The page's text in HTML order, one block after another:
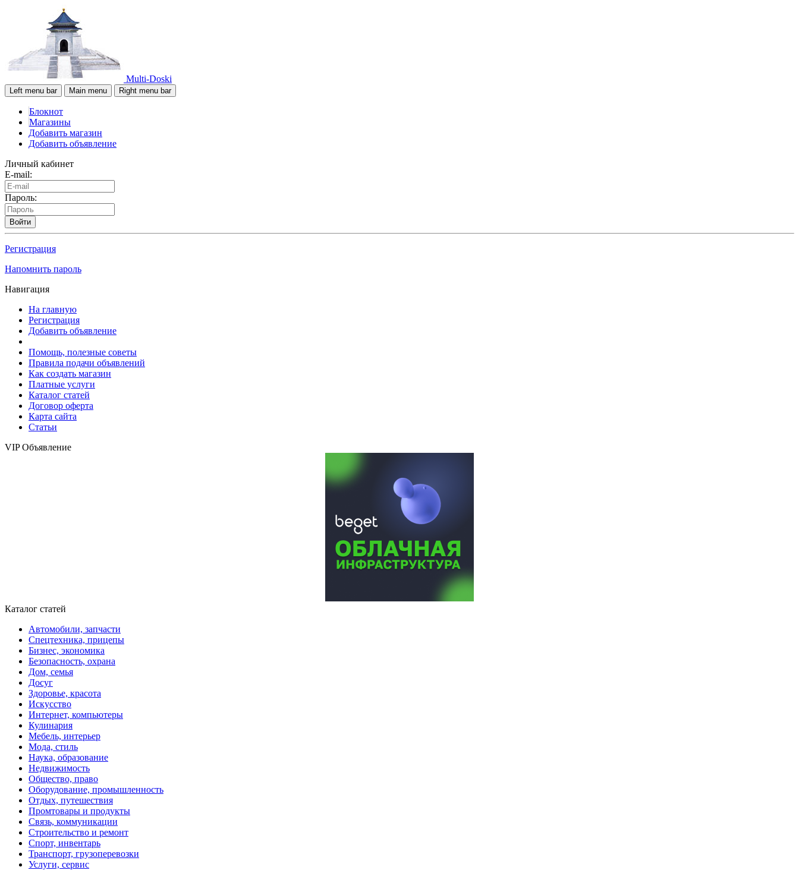
Multi-Doski
Left menu bar Main menu Right menu bar
Блокнот
Магазины
Добавить магазин
Добавить объявление
Личный кабинет
E-mail:
Пароль:
Войти
Регистрация
Напомнить пароль
Навигация
На главную
Регистрация
Добавить объявление
Помощь, полезные советы
Правила подачи объявлений
Как создать магазин
Платные услуги
Каталог статей
Договор оферта
Карта сайта
Статьи
VIP Объявление
Каталог статей
Автомобили, запчасти
Спецтехника, прицепы
Бизнес, экономика
Безопасность, охрана
Дом, семья
Досуг
Здоровье, красота
Искусство
Интернет, компьютеры
Кулинария
Мебель, интерьер
Мода, стиль
Наука, образование
Недвижимость
Общество, право
Оборудование, промышленность
Отдых, путешествия
Промтовары и продукты
Связь, коммуникации
Строительство и ремонт
Спорт, инвентарь
Транспорт, грузоперевозки
Услуги, сервис